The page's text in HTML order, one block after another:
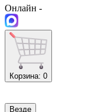
Онлайн -
Корзина: 0
Везде